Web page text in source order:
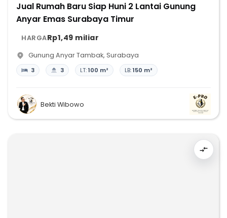
Jual Rumah Baru Siap Huni 2 Lantai Gunung
Anyar Emas Surabaya Timur
HARGARp1,49 miliar
Gunung Anyar Tambak, Surabaya
3 3 LT:100 m² LB:150 m²
Bekti Wibowo